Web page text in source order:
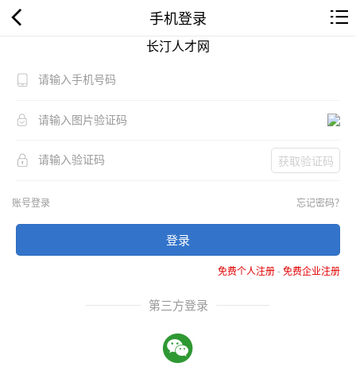
手机登录
长汀人才网
获取验证码
账号登录 忘记密码？
登录
免费个人注册-免费企业注册
第三方登录